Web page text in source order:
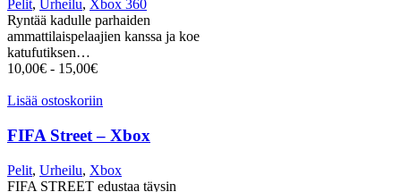
Pelit, Urheilu, Xbox 360
Ryntää kadulle parhaiden
ammattilaispelaajien kanssa ja koe
katufutiksen…
10,00€ - 15,00€
Lisää ostoskoriin
FIFA Street – Xbox
Pelit, Urheilu, Xbox
FIFA STREET edustaa täysin